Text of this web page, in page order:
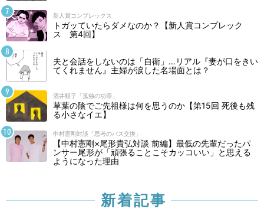
新人賞コンプレックス
トガッていたらダメなのか？【新人賞コンプレック
ス 第4回】
夫と会話をしないのは「自衛」…リアル『妻が口をきい
てくれません』主婦が涙した名場面とは？
酒井順子「孤独の功罪」
草葉の陰でご先祖様は何を思うのか【第15回 死後も残
る小さなイエ】
中村憲剛対談「思考のパス交換」
【中村憲剛×尾形貴弘対談 前編】最低の先輩だったパ
ンサー尾形が「頑張ることこそカッコいい」と思える
ようになった理由
新着記事